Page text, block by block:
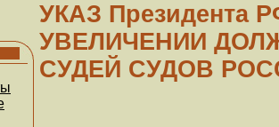
УКАЗ Президента
УВЕЛИЧЕНИИ
СУДЕЙ СУДОВ